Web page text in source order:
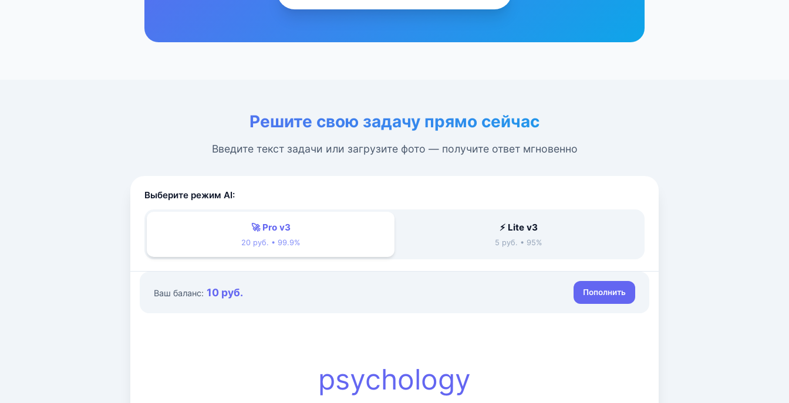
Решите свою задачу прямо сейчас
Введите текст задачи или загрузите фото — получите ответ мгновенно
Выберите режим AI:
🚀 Pro v3
20 руб. • 99.9%
⚡ Lite v3
5 руб. • 95%
Ваш баланс: 10 руб. Пополнить
psychology